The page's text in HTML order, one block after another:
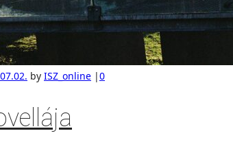
by ISZ_online |0